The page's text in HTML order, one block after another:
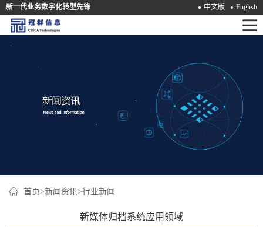
新一代业务数字化转型先锋 中文版 English
首
首页>新闻资讯>行业新闻
新媒体归档系统应用领域